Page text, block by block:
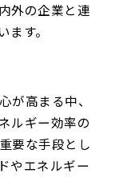
外の企業と連
す。
が高まる中、
ルギー効率の
要な手段とし
やエネルギー